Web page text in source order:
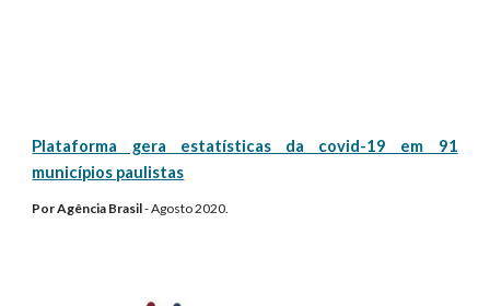
Plataforma gera estatísticas da covid-19 em 91
municípios paulistas
PorAgência Brasil-Agosto2020.